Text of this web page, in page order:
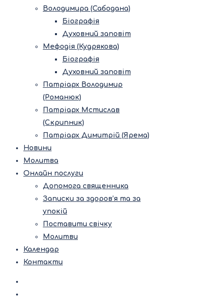
Володимира (Сабодана)
Біографія
Духовний заповіт
Мефодія (Кудрякова)
Біографія
Духовний заповіт
Патріарх Володимир
(Романюк)
Патріарх Мстислав
(Скрипник)
Патріарх Димитрій (Ярема)
Новини
Молитва
Онлайн послуги
Допомога священника
Записки за здоров’я та за
упокій
Поставити свічку
Молитви
Календар
Контакти